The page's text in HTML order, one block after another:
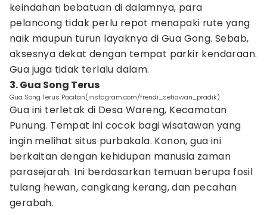
keindahan bebatuan di dalamnya, para
pelancong tidak perlu repot menapaki rute yang
naik maupun turun layaknya di Gua Gong. Sebab,
aksesnya dekat dengan tempat parkir kendaraan.
Gua juga tidak terlalu dalam.
3. Gua Song Terus
Gua Song Terus Pacitan(instagram.com/frendi_setiawan_pradik)
Gua ini terletak di Desa Wareng, Kecamatan
Punung. Tempat ini cocok bagi wisatawan yang
ingin melihat situs purbakala. Konon, gua ini
berkaitan dengan kehidupan manusia zaman
parasejarah. Ini berdasarkan temuan berupa fosil
tulang hewan, cangkang kerang, dan pecahan
gerabah.